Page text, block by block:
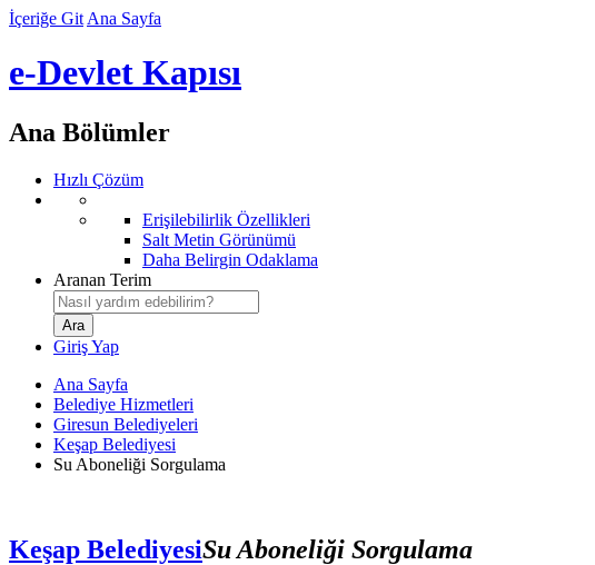
İçeriğe Git Ana Sayfa
e-Devlet Kapısı
Ana Bölümler
Hızlı Çözüm
Erişilebilirlik Özellikleri
Salt Metin Görünümü
Daha Belirgin Odaklama
Aranan Terim
Giriş Yap
Ana Sayfa
Belediye Hizmetleri
Giresun Belediyeleri
Keşap Belediyesi
Su Aboneliği Sorgulama
Keşap BelediyesiSu Aboneliği Sorgulama